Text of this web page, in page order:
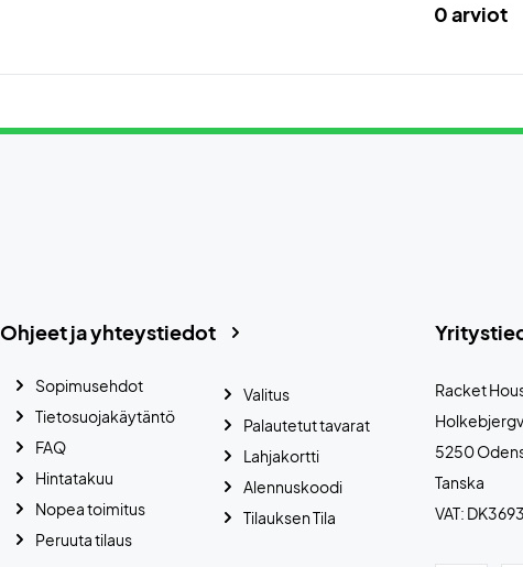
0 arviot
Racket
5250
Tanska
VAT:
Ohjeet ja yhteystiedot
Sopimusehdot
Tietosuojakäytäntö
FAQ
Hintatakuu
Nopea toimitus
Peruuta tilaus
Valitus
Palautetut tavarat
Lahjakortti
Alennuskoodi
Tilauksen Tila